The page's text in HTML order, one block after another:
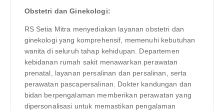
Obstetri dan Ginekologi:
RS Setia Mitra menyediakan layanan obstetri dan
ginekologi yang komprehensif, memenuhi kebutuhan
wanita di seluruh tahap kehidupan. Departemen
kebidanan rumah sakit menawarkan perawatan
prenatal, layanan persalinan dan persalinan, serta
perawatan pascapersalinan. Dokter kandungan dan
bidan berpengalaman memberikan perawatan yang
dipersonalisasi untuk memastikan pengalaman